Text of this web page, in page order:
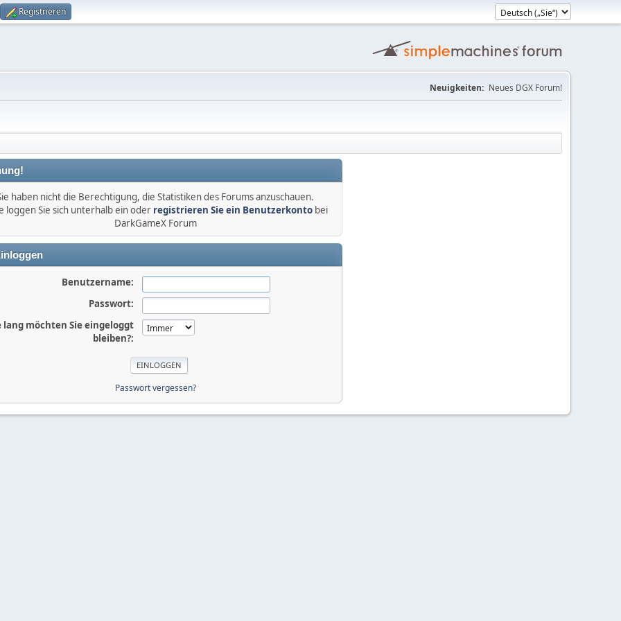
Registrieren
Neuigkeiten: Neues DGX Forum!
haben nicht die Berechtigung, die Statistiken des Forums anzuschauen.
loggen Sie sich unterhalb ein oder registrieren Sie ein Benutzerkontobei
DarkGameX Forum
Benutzername:
Passwort:
lang möchten Sie eingeloggt
bleiben?:
Passwort vergessen?